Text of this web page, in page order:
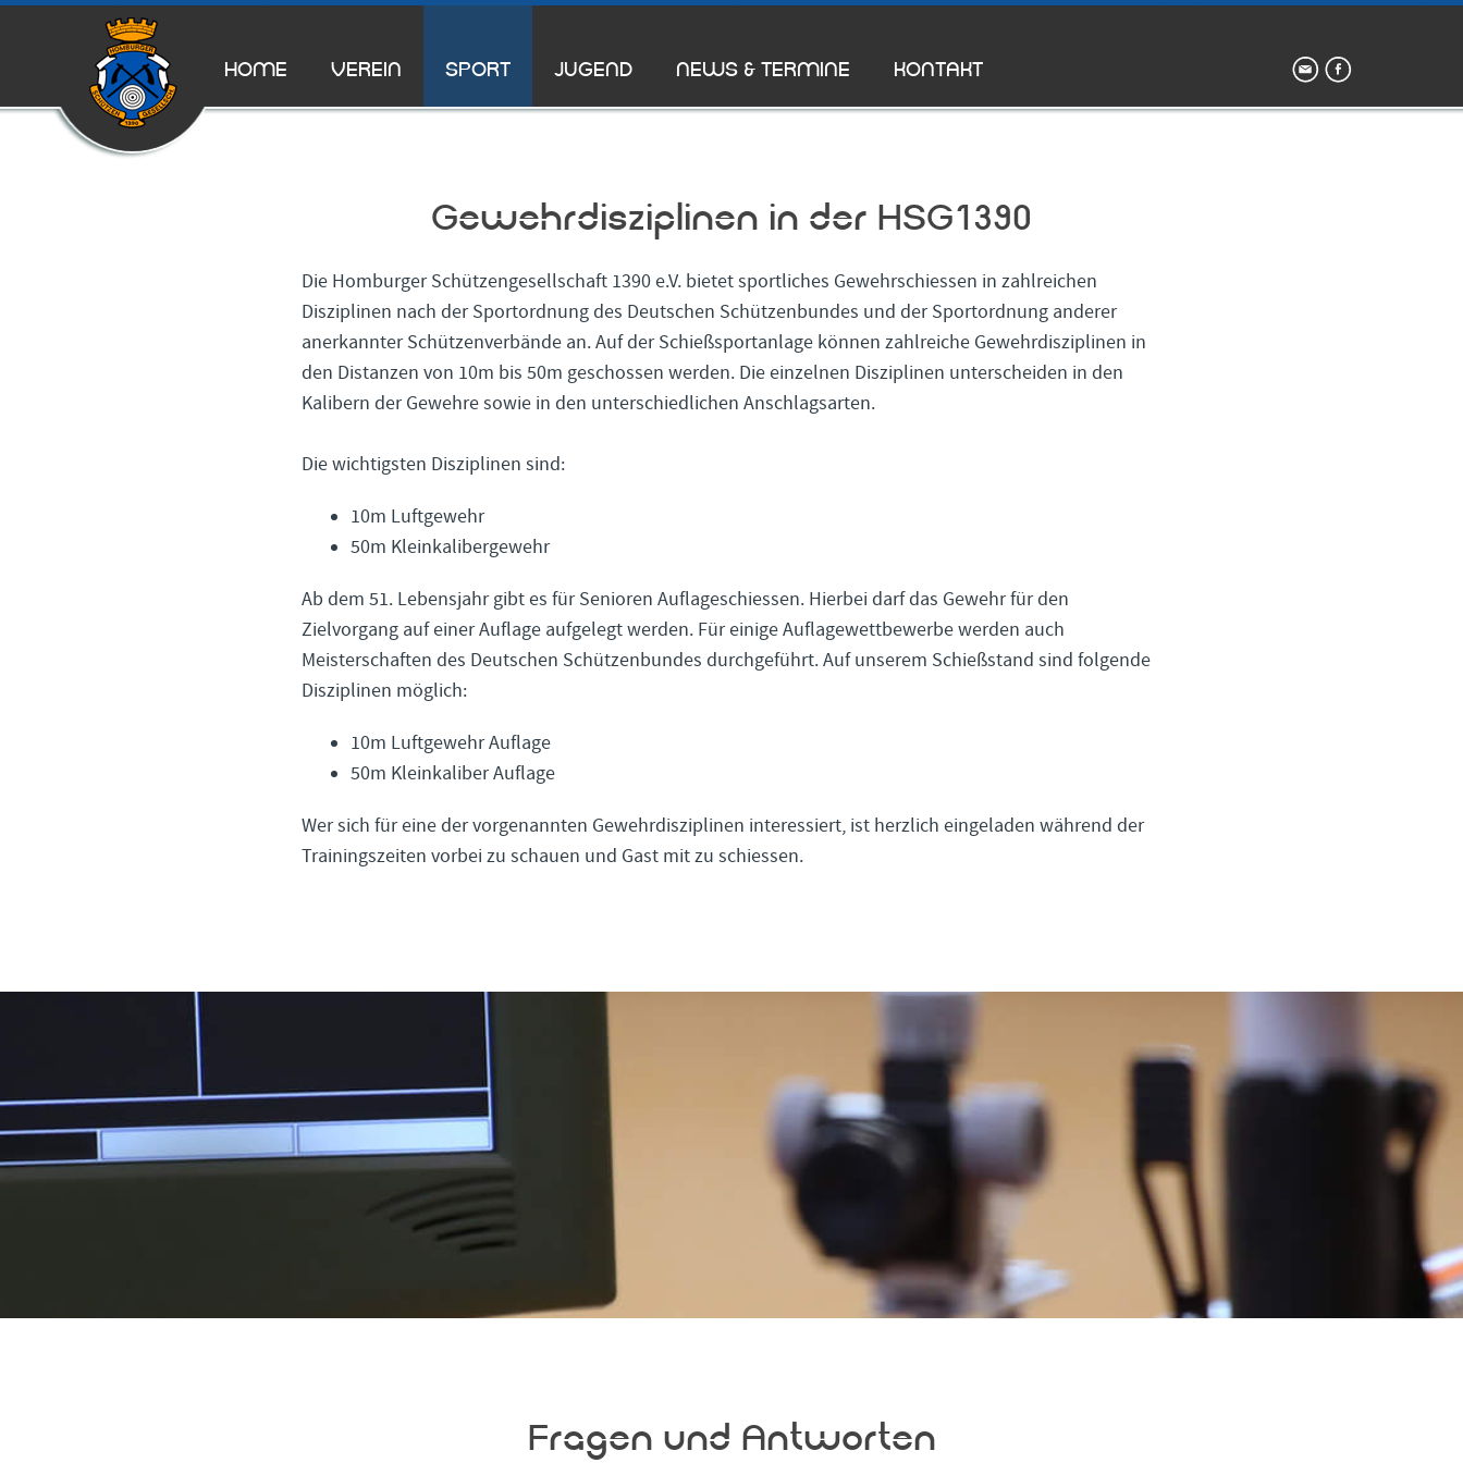
HOME VEREIN SPORT JUGEND NEWS & TERMINE KONTAKT
Gewehrdisziplinen in der HSG1390
Die Homburger Schützengesellschaft 1390 e.V. bietet sportliches Gewehrschiessen in zahlreichen
Disziplinen nach der Sportordnung des Deutschen Schützenbundes und der Sportordnung anderer
anerkannter Schützenverbände an. Auf der Schießsportanlage können zahlreiche Gewehrdisziplinen in
den Distanzen von 10m bis 50m geschossen werden. Die einzelnen Disziplinen unterscheiden in den
Kalibern der Gewehre sowie in den unterschiedlichen Anschlagsarten.
Die wichtigsten Disziplinen sind:
10m Luftgewehr
50m Kleinkalibergewehr
Ab dem 51. Lebensjahr gibt es für Senioren Auflageschiessen. Hierbei darf das Gewehr für den
Zielvorgang auf einer Auflage aufgelegt werden. Für einige Auflagewettbewerbe werden auch
Meisterschaften des Deutschen Schützenbundes durchgeführt. Auf unserem Schießstand sind folgende
Disziplinen möglich:
10m Luftgewehr Auflage
50m Kleinkaliber Auflage
Wer sich für eine der vorgenannten Gewehrdisziplinen interessiert, ist herzlich eingeladen während der
Trainingszeiten vorbei zu schauen und Gast mit zu schiessen.
Fragen und Antworten